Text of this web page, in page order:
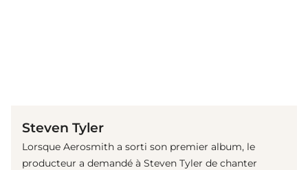
Steven Tyler
Lorsque Aerosmith a sorti son premier album, le
producteur a demandé à Steven Tyler de chanter